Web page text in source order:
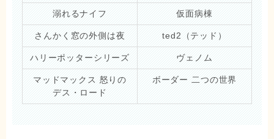
溺れるナイフ 仮面病棟
さんかく窓の外側は夜 ted2（テッド）
ハリーポッターシリーズ ヴェノム
マッドマックス 怒りの
デス・ロード
ボーダー 二つの世界